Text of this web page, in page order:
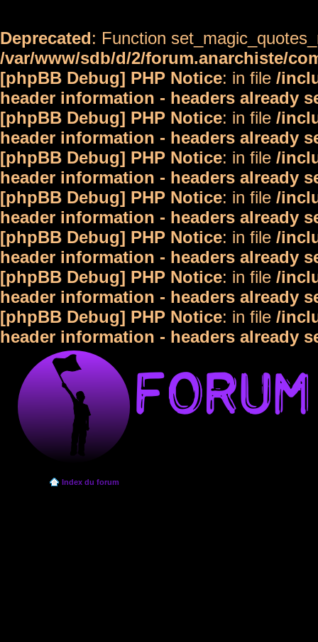
Deprecated: Function
/var/www/sdb/d/2/forum.anarchiste/
[phpBB Debug] PHP Notice: in file /
header information - headers already
[phpBB Debug] PHP Notice: in file /
header information - headers already
[phpBB Debug] PHP Notice: in file /
header information - headers already
[phpBB Debug] PHP Notice: in file /
header information - headers already
[phpBB Debug] PHP Notice: in file /
header information - headers already
[phpBB Debug] PHP Notice: in file /
header information - headers already
[phpBB Debug] PHP Notice: in file /
header information - headers already
Index du forum